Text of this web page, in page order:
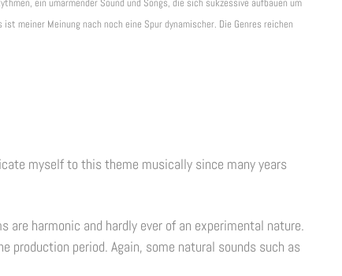
ein umarmender Sound und Songs, die sich sukzessive aufbauen um
meiner Meinung nach noch eine Spur dynamischer. Die Genres reichen
myself to this theme musically since many years
are harmonic and hardly ever of an experimental nature.
production period. Again, some natural sounds such as